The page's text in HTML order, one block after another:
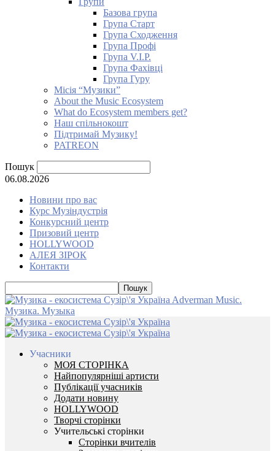
Базова група
Група Старт
Група Сходження
Група Профі
Група V.I.P.
Група Фахівці
Група Гуру
Місія “Музики”
About the Music Ecosystem
What do Ecosystem members get?
Наш спільнокошт
Підтримай Музику!
PATREON
Пошук
06.08.2026
Новини про вас
Курс Музіндустрія
Конкурсний центр
Призовий центр
HOLLYWOOD
АЛЕЯ ЗІРОК
Контакти
Adverman Music.
Музика. Музыка
Учасники
МОЯ СТОРІНКА
Найпопулярніші артисти
Публікації учасників
Додати новину
HOLLYWOOD
Творчі сторінки
Учительські сторінки
Сторінки вчителів